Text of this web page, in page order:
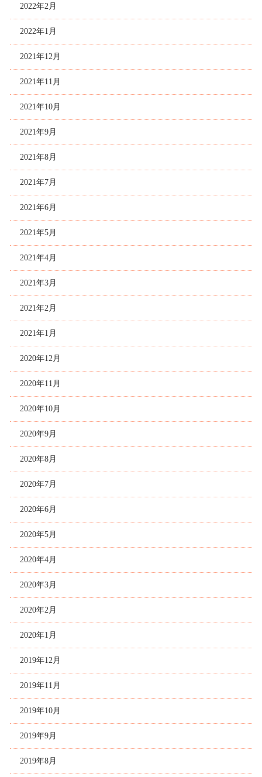
2022年2月
2022年1月
2021年12月
2021年11月
2021年10月
2021年9月
2021年8月
2021年7月
2021年6月
2021年5月
2021年4月
2021年3月
2021年2月
2021年1月
2020年12月
2020年11月
2020年10月
2020年9月
2020年8月
2020年7月
2020年6月
2020年5月
2020年4月
2020年3月
2020年2月
2020年1月
2019年12月
2019年11月
2019年10月
2019年9月
2019年8月